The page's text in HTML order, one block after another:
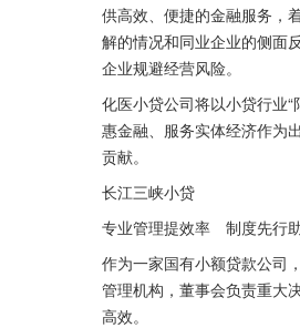
供高效、便捷的金融服务，
解的情况和同业企业的侧面
企业规避经营风险。
化医小贷公司将以小贷行业
惠金融、服务实体经济作为
贡献。
长江三峡小贷
专业管理提效率　制度先行
作为一家国有小额贷款公司
管理机构，董事会负责重大
高效。